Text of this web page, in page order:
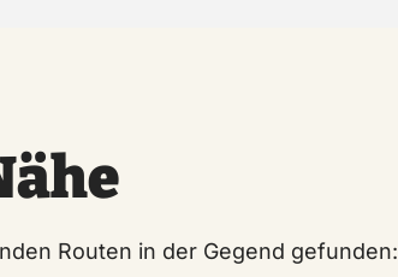
Routen in der Gegend gefunden: